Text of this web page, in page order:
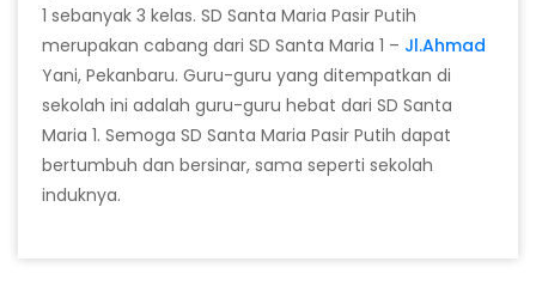
1 sebanyak 3 kelas. SD Santa Maria Pasir Putih
merupakan cabang dari SD Santa Maria 1 – Jl.Ahmad
Yani, Pekanbaru. Guru-guru yang ditempatkan di
sekolah ini adalah guru-guru hebat dari SD Santa
Maria 1. Semoga SD Santa Maria Pasir Putih dapat
bertumbuh dan bersinar, sama seperti sekolah
induknya.